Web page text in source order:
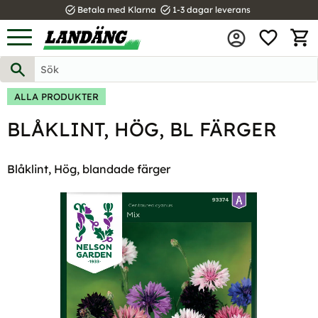
Meny
task_alt Betala med Klarna task_alt 1-3 dagar leverans
ALLA PRODUKTER
BLÅKLINT, HÖG, BL FÄRGER
Blåklint, Hög, blandade färger